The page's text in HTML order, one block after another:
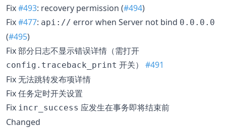
Fix#493: recovery permission (#494)
Fix#477: api:// error when Server not bind 0.0.0.0
(#495)
Fix 部分日志不显示错误详情（需打开
config.traceback_print 开关） #491
Fix 无法跳转发布项详情
Fix 任务定时开关设置
Fix incr_success 应发生在事务即将结束前
Changed